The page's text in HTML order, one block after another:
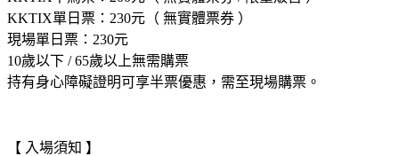
KKTIX單日票：230元（ 無實體票券 ）
現場單日票：230元
10歲以下 / 65歲以上無需購票
持有身心障礙證明可享半票優惠，需至現場購票。
【 入場須知 】